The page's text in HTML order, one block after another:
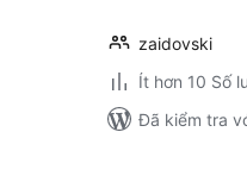
zaidovski
Ít hơn 10 Số
Đã kiểm tra